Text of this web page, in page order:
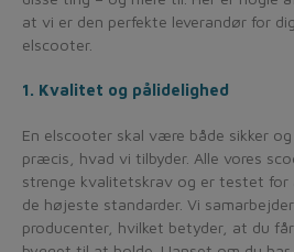
at vi er den perfekte leverandør for
elscooter.
1. Kvalitet og pålidelighed
En elscooter skal være både sikker
præcis, hvad vi tilbyder. Alle vores
strenge kvalitetskrav og er testet for
de højeste standarder. Vi
producenter, hvilket betyder, at du